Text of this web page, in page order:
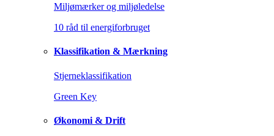
Miljømærker og miljøledelse
10 råd til energiforbruget
Klassifikation & Mærkning
Stjerneklassifikation
Green Key
Økonomi & Drift